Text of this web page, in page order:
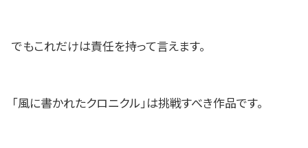
でもこれだけは責任を持って言えます。
「風に書かれたクロニクル」は挑戦すべき作品です。